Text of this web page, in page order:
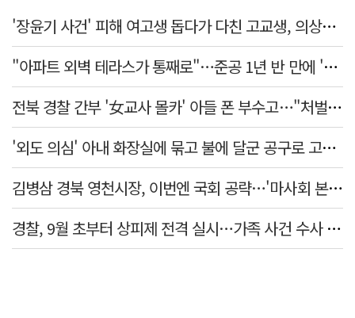
'장윤기 사건' 피해 여고생 돕다가 다친 고교생, 의상자 인정
"아파트 외벽 테라스가 통째로"…준공 1년 반 만에 '아찔 사고'
전북 경찰 간부 '女교사 몰카' 아들 폰 부수고…"처벌 못하는 사안" 내부망에 글
'외도 의심' 아내 화장실에 묶고 불에 달군 공구로 고문…남편 검거
김병삼 경북 영천시장, 이번엔 국회 공략…'마사회 본사 이전·광역교통망 확충' 요청
경찰, 9월 초부터 상피제 전격 실시…가족 사건 수사 못해